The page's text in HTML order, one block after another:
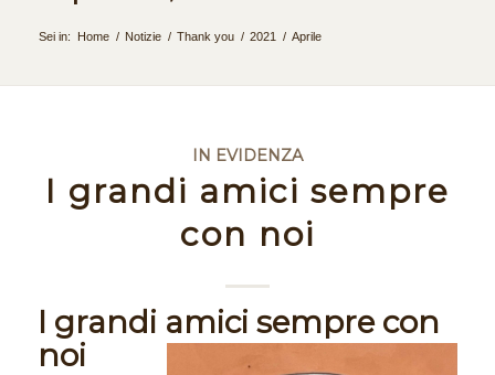
Sei in: Home / Notizie / Thank you / 2021 / Aprile
IN EVIDENZA
I grandi amici sempre
con noi
I grandi amici sempre con
noi